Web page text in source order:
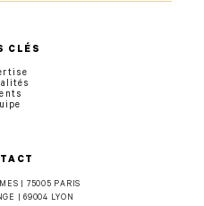
| 75005 PARIS
| 69004 LYON
CLÉS